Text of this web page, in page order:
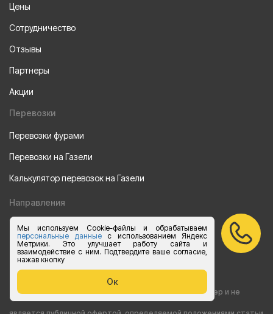
Мы используем Cookie-файлы и обрабатываем
персональные данныес использованием Яндекс
Метрики. Это улучшает работу сайта и
взаимодействие с ним. Подтвердите ваше согласие,
нажав кнопку
Ок
Цены
Сотрудничество
Отзывы
Партнеры
Акции
Перевозки
Перевозки фурами
Перевозки на Газели
Калькулятор перевозок на Газели
Направления
Из Санкт-Петербурга
Из Москвы
Все права защищены 2015-2026 г.
Информация на сайте носит ознакомительный характер и не